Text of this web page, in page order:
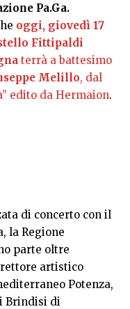
Pa.Ga.
oggi, giovedì 17
Fittipaldi
terrà a battesimo
Melillo, dal
edito da Hermaion.
di concerto con il
la Regione
parte oltre
artistico
Potenza,
Brindisi di